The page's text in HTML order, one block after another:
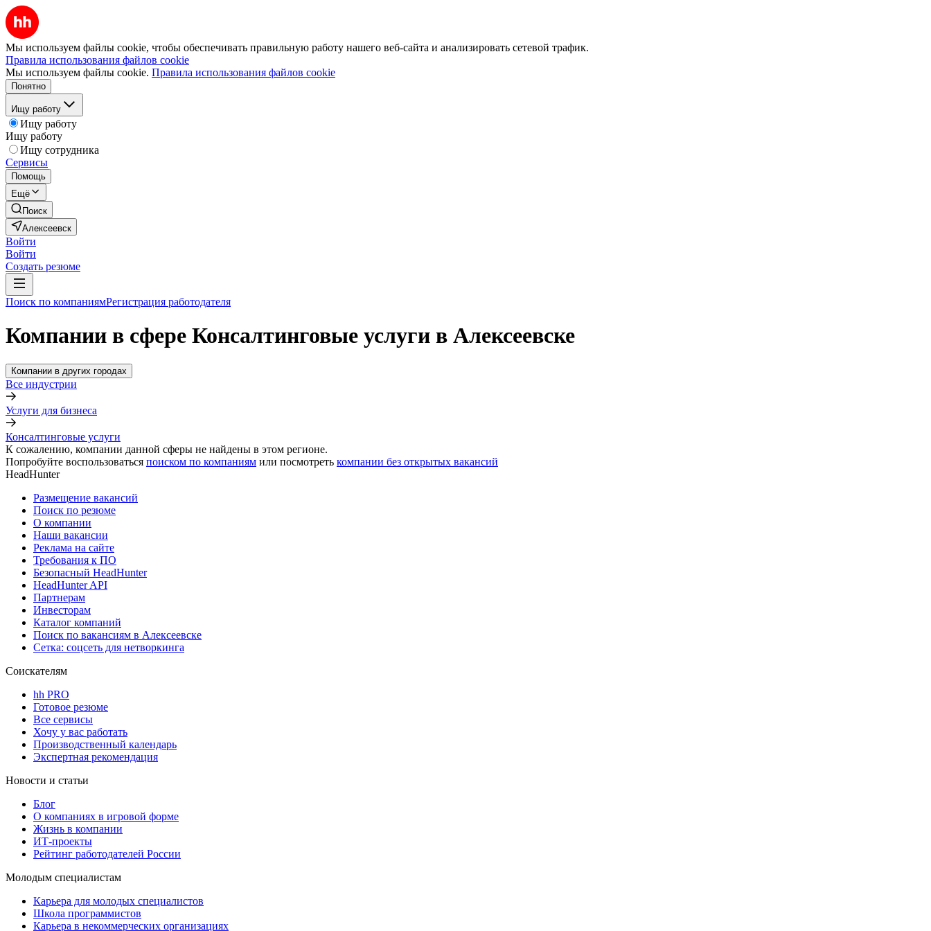
Мы используем файлы cookie, чтобы обеспечивать правильную работу нашего веб-сайта и анализировать сетевой трафик.
Правила использования файлов cookie
Мы используем файлы cookie. Правила использования файлов cookie
Понятно
Ищу работу
Ищу работу
Ищу работу
Ищу сотрудника
Сервисы
Помощь
Ещё
Поиск
Алексеевск
Войти
Войти
Создать резюме
Поиск по компаниямРегистрация работодателя
Компании в сфере Консалтинговые услуги в Алексеевске
Компании в других городах
Все индустрии
Услуги для бизнеса
Консалтинговые услуги
К сожалению, компании данной сферы не найдены в этом регионе.
Попробуйте воспользоваться поиском по компаниям или посмотреть компании без открытых вакансий
HeadHunter
Размещение вакансий
Поиск по резюме
О компании
Наши вакансии
Реклама на сайте
Требования к ПО
Безопасный HeadHunter
HeadHunter API
Партнерам
Инвесторам
Каталог компаний
Поиск по вакансиям в Алексеевске
Сетка: соцсеть для нетворкинга
Соискателям
hh PRO
Готовое резюме
Все сервисы
Хочу у вас работать
Производственный календарь
Экспертная рекомендация
Новости и статьи
Блог
О компаниях в игровой форме
Жизнь в компании
ИТ-проекты
Рейтинг работодателей России
Молодым специалистам
Карьера для молодых специалистов
Школа программистов
Карьера в некоммерческих организациях